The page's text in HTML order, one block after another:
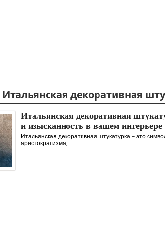
Итальянская декоративная
Итальянская декоративная
и изысканность в вашем интерьере
Итальянская декоративная штукатурка – это
аристократизма,...